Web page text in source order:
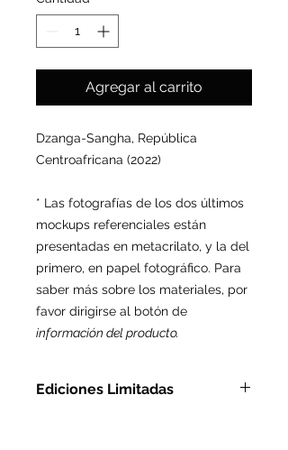
Agregar al carrito
Dzanga-Sangha, República
Centroafricana (2022)
* Las fotografías de los dos últimos
mockups referenciales están
presentadas en metacrilato, y la del
primero, en papel fotográfico. Para
saber más sobre los materiales, por
favor dirigirse al botón de
información del producto.
Ediciones Limitadas